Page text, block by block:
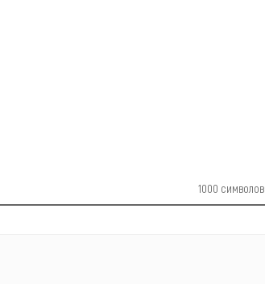
1000 символов